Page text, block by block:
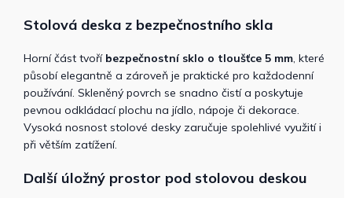
Stolová deska z bezpečnostního skla
Horní část tvoří bezpečnostní sklo o tloušťce 5 mm, které
působí elegantně a zároveň je praktické pro každodenní
používání. Skleněný povrch se snadno čistí a poskytuje
pevnou odkládací plochu na jídlo, nápoje či dekorace.
Vysoká nosnost stolové desky zaručuje spolehlivé využití i
při větším zatížení.
Další úložný prostor pod stolovou deskou